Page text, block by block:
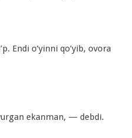
Endi o’yinni qo’yib, ovora
ekanman, — debdi.